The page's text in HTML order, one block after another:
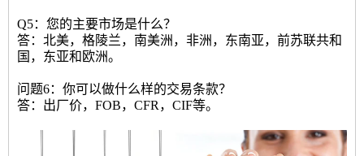
Q5：您的主要市场是什么？
答：北美，格陵兰，南美洲，非洲，东南亚，前苏联共和
国，东亚和欧洲。
问题6：你可以做什么样的交易条款？
答：出厂价，FOB，CFR，CIF等。